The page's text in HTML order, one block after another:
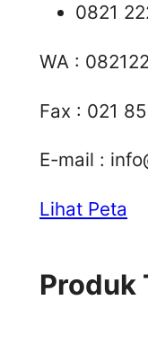
0821
WA :
Fax : 021
E-mail :
Lihat Peta
Produk